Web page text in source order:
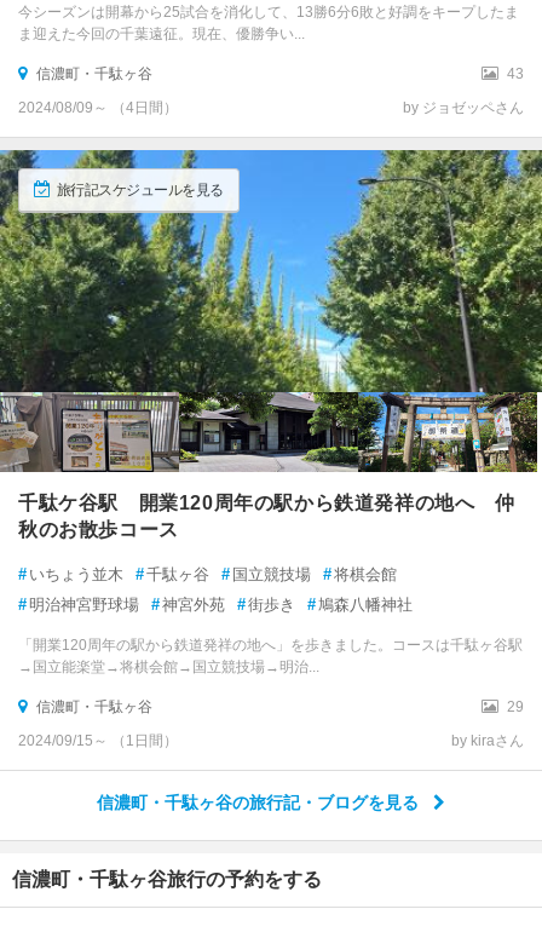
今シーズンは開幕から25試合を消化して、13勝6分6敗と好調をキープしたま
ま迎えた今回の千葉遠征。現在、優勝争い...
信濃町・千駄ヶ谷
43
2024/08/09～ （4日間）
by ジョゼッペさん
旅行記スケジュールを見る
千駄ケ谷駅 開業120周年の駅から鉄道発祥の地へ 仲
秋のお散歩コース
# いちょう並木 #千駄ヶ谷 # 国立競技場 #将棋会館
#明治神宮野球場 #神宮外苑 #街歩き #鳩森八幡神社
「開業120周年の駅から鉄道発祥の地へ」を歩きました。コースは千駄ヶ谷駅
→国立能楽堂→将棋会館→国立競技場→明治...
信濃町・千駄ヶ谷
29
2024/09/15～ （1日間）
by kiraさん
信濃町・千駄ヶ谷の旅行記・ブログを見る
信濃町・千駄ヶ谷旅行の予約をする